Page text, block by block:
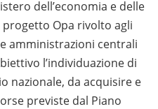
dell’economia e delle
progetto Opa rivolto agli
amministrazioni centrali
l’individuazione di
nazionale, da acquisire e
previste dal Piano